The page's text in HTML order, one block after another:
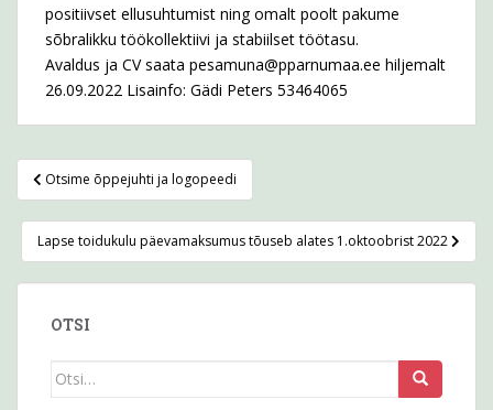
positiivset ellusuhtumist ning omalt poolt pakume
sõbralikku töökollektiivi ja stabiilset töötasu.
Avaldus ja CV saata pesamuna@pparnumaa.ee hiljemalt
26.09.2022 Lisainfo: Gädi Peters 53464065
Navigeerimine
Otsime õppejuhti ja logopeedi
Lapse toidukulu päevamaksumus tõuseb alates 1.oktoobrist 2022
OTSI
Otsi